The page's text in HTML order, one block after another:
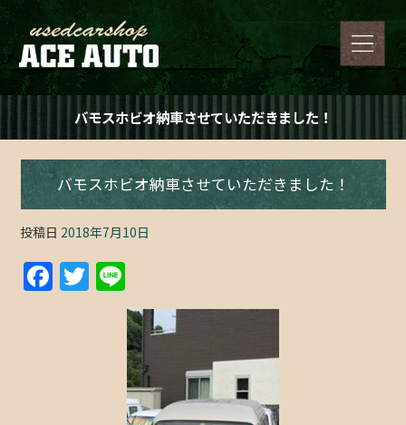
バモスホビオ納車させていただきました！
バモスホビオ納車させていただきました！
投稿日 2018年7月10日
F
a
T
w n
e